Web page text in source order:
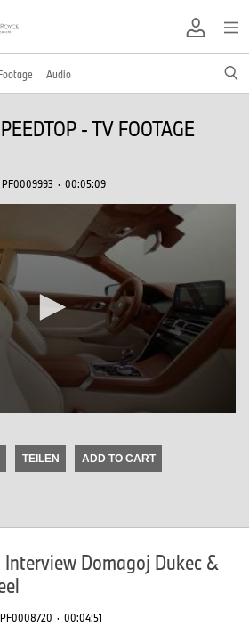
Audio
- TV FOOTAGE
PF0009993 · 00:05:09
TEILEN ADD TO CART
Interview Domagoj Dukec &
PF0008720 · 00:04:51